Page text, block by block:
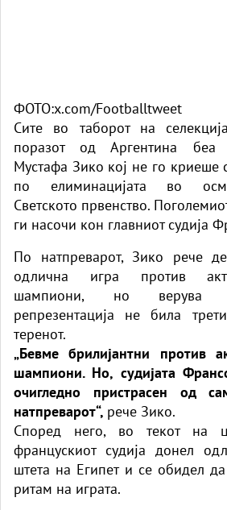
ФОТО:x.com/Footballtweet
Сите во таборот на
поразот од Аргентина беа
Мустафа Зико кој не го криеше
по елиминацијата во
Светското првенство.
ги насочи кон главниот судија
По натпреварот, Зико рече
одлична игра против
шампиони, но верува
репрезентација не била
теренот.
„Бевме брилијантни против
шампиони. Но, судијата
очигледно пристрасен од
натпреварот“, рече Зико.
Според него, во текот на
францускиот судија донел
штета на Египет и се обидел
ритам на играта.